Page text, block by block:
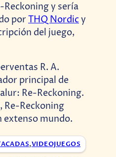
y sería
porTHQ Nordicy
del juego,
R. A.
principal de
Re-Reckoning.
Re-Reckoning
extenso mundo.
,VIDEOJUEGOS